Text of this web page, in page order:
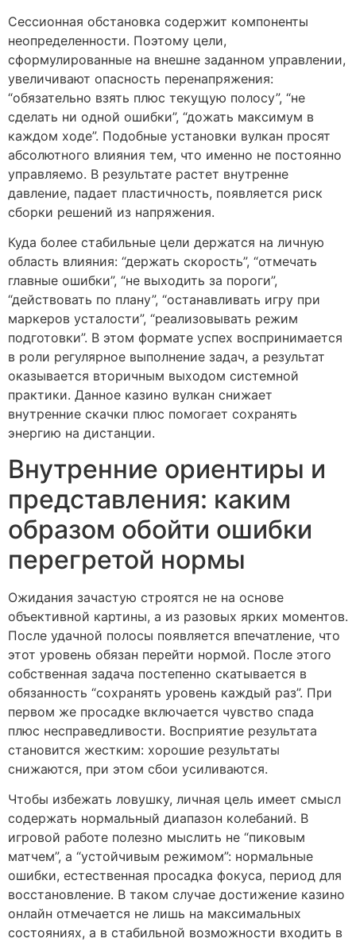
Сессионная обстановка содержит компоненты
неопределенности. Поэтому цели,
сформулированные на внешне заданном управлении,
увеличивают опасность перенапряжения:
“обязательно взять плюс текущую полосу”, “не
сделать ни одной ошибки”, “дожать максимум в
каждом ходе”. Подобные установки вулкан просят
абсолютного влияния тем, что именно не постоянно
управляемо. В результате растет внутренне
давление, падает пластичность, появляется риск
сборки решений из напряжения.
Куда более стабильные цели держатся на личную
область влияния: “держать скорость”, “отмечать
главные ошибки”, “не выходить за пороги”,
“действовать по плану”, “останавливать игру при
маркеров усталости”, “реализовывать режим
подготовки”. В этом формате успех воспринимается
в роли регулярное выполнение задач, а результат
оказывается вторичным выходом системной
практики. Данное казино вулкан снижает
внутренние скачки плюс помогает сохранять
энергию на дистанции.
Внутренние ориентиры и
представления: каким
образом обойти ошибки
перегретой нормы
Ожидания зачастую строятся не на основе
объективной картины, а из разовых ярких моментов.
После удачной полосы появляется впечатление, что
этот уровень обязан перейти нормой. После этого
собственная задача постепенно скатывается в
обязанность “сохранять уровень каждый раз”. При
первом же просадке включается чувство спада
плюс несправедливости. Восприятие результата
становится жестким: хорошие результаты
снижаются, при этом сбои усиливаются.
Чтобы избежать ловушку, личная цель имеет смысл
содержать нормальный диапазон колебаний. В
игровой работе полезно мыслить не “пиковым
матчем”, а “устойчивым режимом”: нормальные
ошибки, естественная просадка фокуса, период для
восстановление. В таком случае достижение казино
онлайн отмечается не лишь на максимальных
состояниях, а в стабильной возможности входить в